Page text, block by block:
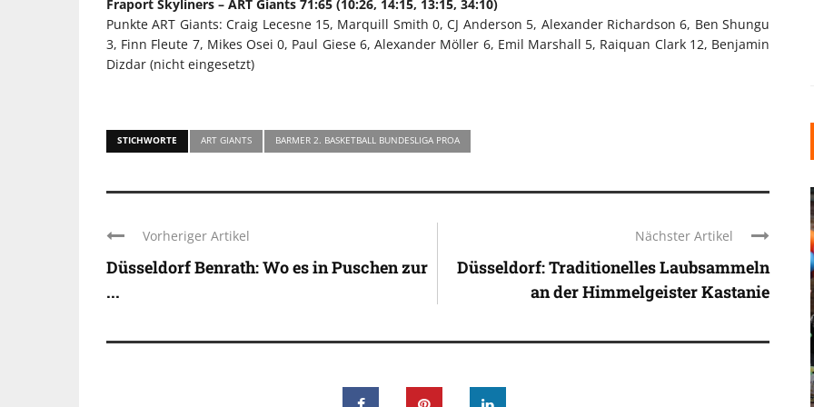
Fraport Skyliners – ART Giants 71:65 (10:26, 14:15, 13:15, 34:10)
Punkte ART Giants: Craig Lecesne 15, Marquill Smith 0, CJ Anderson 5, Alexander Richardson 6, Ben Shungu
3, Finn Fleute 7, Mikes Osei 0, Paul Giese 6, Alexander Möller 6, Emil Marshall 5, Raiquan Clark 12, Benjamin
Dizdar (nicht eingesetzt)
STICHWORTE ART GIANTS BARMER 2. BASKETBALL BUNDESLIGA PROA
Vorheriger Artikel
Düsseldorf Benrath: Wo es in Puschen zur
...
Nächster Artikel
Düsseldorf: Traditionelles Laubsammeln
an der Himmelgeister Kastanie
KUNSTSTOFFFENSTER DEN